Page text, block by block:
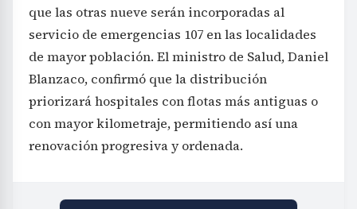
que las otras nueve serán incorporadas al
servicio de emergencias 107 en las localidades
de mayor población. El ministro de Salud, Daniel
Blanzaco, confirmó que la distribución
priorizará hospitales con flotas más antiguas o
con mayor kilometraje, permitiendo así una
renovación progresiva y ordenada.